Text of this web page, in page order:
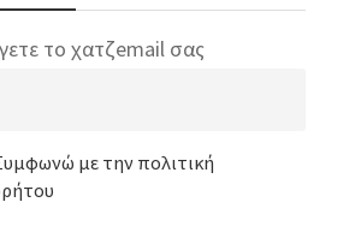
το χατζemail σας
με την πολιτική